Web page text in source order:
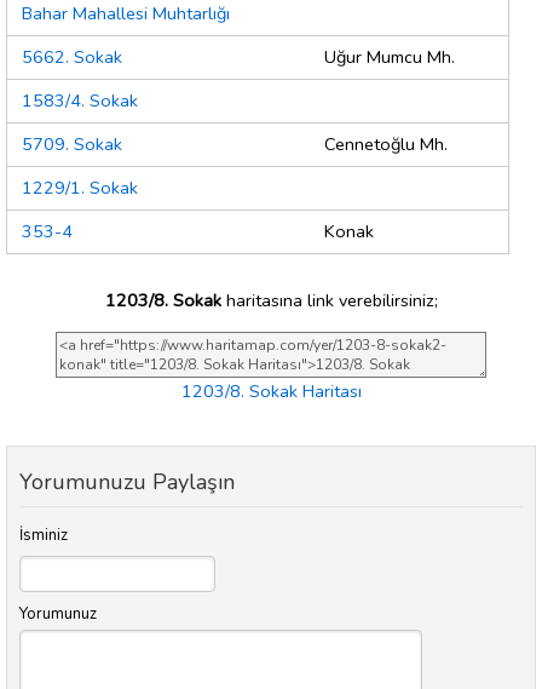
Bahar Mahallesi Muhtarlığı
5662. Sokak
Uğur Mumcu Mh.
1583/4. Sokak
5709. Sokak
Cennetoğlu Mh.
1229/1. Sokak
353-4
Konak
1203/8. Sokakharitasına link verebilirsiniz;
1203/8. Sokak Haritası
Yorumunuzu Paylaşın
İsminiz
Yorumunuz